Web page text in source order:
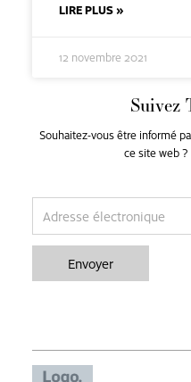
LIRE PLUS »
12 novembre 2021
Suivez
Souhaitez-vous être informé
ce site web
Envoyer